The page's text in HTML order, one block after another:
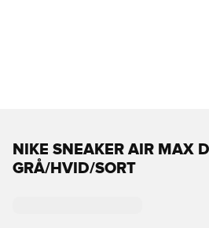
NIKE SNEAKER AIR MAX
GRÅ/HVID/SORT